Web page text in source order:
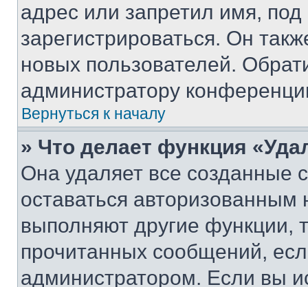
адрес или запретил имя,
зарегистрироваться. Он
новых пользователей.
администратору
Вернуться к началу
» Что делает функция
Она удаляет все созданные
оставаться
выполняют другие функции,
прочитанных сообщений,
администратором. Если вы